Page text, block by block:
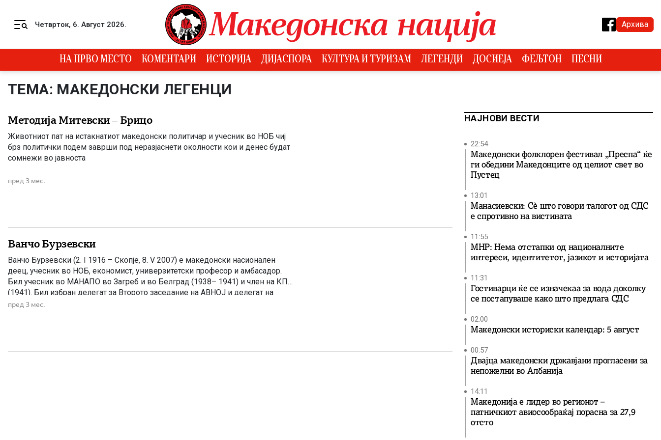
Четврток, 6. Август 2026. Архива
НА ПРВО МЕСТО КОМЕНТАРИ ИСТОРИЈА ДИЈАСПОРА КУЛТУРА И ТУРИЗАМ ЛЕГЕНДИ ДОСИЕЈА ФЕЉТОН ПЕСНИ
ТЕМА: МАКЕДОНСКИ ЛЕГЕНЦИ
Методија Митевски – Брицо
Животниот пат на истакнатиот македонски политичар и учесник во НОБ чиј
брз политички подем заврши под неразјаснети околности кои и денес будат
сомнежи во јавноста
пред 3 мес.
Ванчо Бурзевски
Ванчо Бурзевски (2. I 1916 – Скопjе, 8. V 2007) е македонски наcионален
деец, учесник во НОБ, економист, универзитетски професор и амбасадор.
Бил учесник во МАНАПО во Загреб и во Белград (1938– 1941) и член на КПJ
(1941). Бил избран делегат за Второто заседание на АВНОJ и делегат на
Првото заседание на АСНОМ. По Ослободуваwето […]
пред 3 мес.
НАЈНОВИ ВЕСТИ
22:54
Македонски фолклорен фестивал „Преспа“ ќе
ги обедини Македонците од целиот свет во
Пустец
13:01
Манасиевски: Сè што говори талогот од СДС
е спротивно на вистината
11:55
МНР: Нема отстапки од националните
интереси, идентитетот, јазикот и историјата
11:31
Гостиварци ќе се изначекаа за вода доколку
се постапуваше како што предлага СДС
02:00
Македонски историски календар: 5 август
00:57
Двајца македонски државјани прогласени за
непожелни во Албанија
14:11
Македонија е лидер во регионот –
патничкиот авиосообраќај порасна за 27,9
отсто